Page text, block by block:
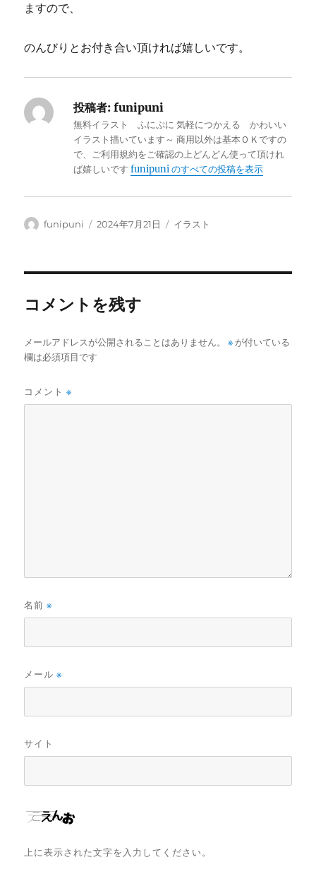
ますので、
のんびりとお付き合い頂ければ嬉しいです。
投稿者: funipuni
無料イラスト ふにぷに 気軽につかえる かわいい
イラスト描いています～ 商用以外は基本ＯＫですの
で、ご利用規約をご確認の上どんどん使って頂けれ
ば嬉しいですfunipuni のすべての投稿を表示
投
funipuni
投
2024年7月21日
カ
イラスト
コメントを残す
メールアドレスが公開されることはありません。 ※ が付いている
欄は必須項目です
コメント※
名前※
メール※
サイト
上に表示された文字を入力してください。